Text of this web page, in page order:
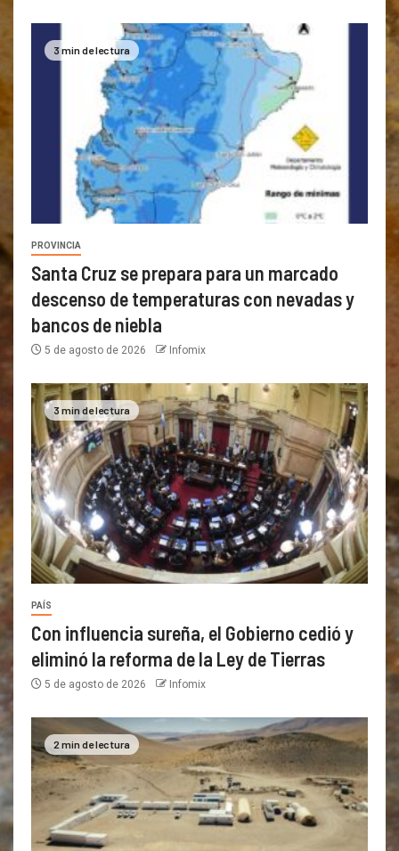
3 min de lectura
PROVINCIA
Santa Cruz se prepara para un marcado
descenso de temperaturas con nevadas y
bancos de niebla
5 de agosto de 2026 Infomix
3 min de lectura
PAÍS
Con influencia sureña, el Gobierno cedió y
eliminó la reforma de la Ley de Tierras
5 de agosto de 2026 Infomix
2 min de lectura